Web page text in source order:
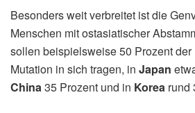
Besonders weit verbreitet ist die
Menschen mit ostasiatischer
sollen beispielsweise 50 Prozent
Mutation in sich tragen, in Japan
China35 Prozent und in Korea rund